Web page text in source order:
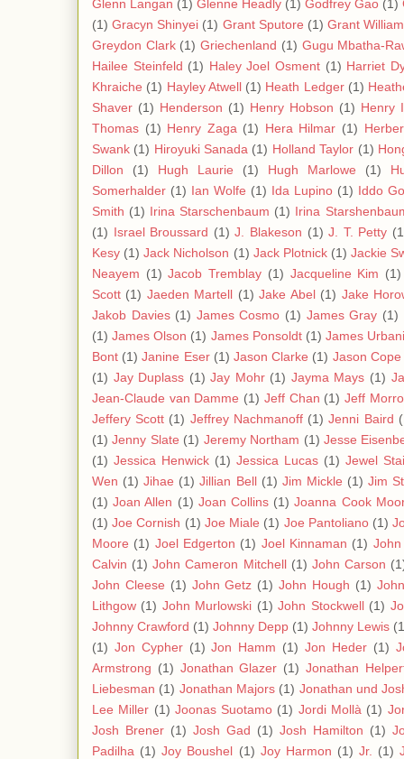
Glenn Langan (1) Glenne Headly (1) Godfrey Gao (1)
(1) Gracyn Shinyei (1) Grant Sputore (1) Grant
Greydon Clark (1) Griechenland (1) Gugu Mbatha-
Hailee Steinfeld (1) Haley Joel Osment (1) Harriet
Khraiche (1) Hayley Atwell (1) Heath Ledger (1)
Shaver (1) Henderson (1) Henry Hobson (1) Henry
Thomas (1) Henry Zaga (1) Hera Hilmar (1)
Swank (1) Hiroyuki Sanada (1) Holland Taylor (1)
Dillon
(1) Hugh Laurie (1) Hugh Marlowe (1)
Somerhalder (1) Ian Wolfe (1) Ida Lupino (1)
Iddo
Smith (1) Irina Starschenbaum (1)
Irina
(1)
Israel Broussard (1) J. Blakeson (1) J. T. Petty
Kesy (1) Jack Nicholson (1) Jack Plotnick (1) Jackie
Neayem (1) Jacob Tremblay (1) Jacqueline Kim (1)
Scott (1) Jaeden Martell (1) Jake Abel (1) Jake
Jakob Davies (1) James Cosmo (1) James Gray (1)
(1) James Olson (1) James Ponsoldt (1) James
Bont (1) Janine Eser (1) Jason Clarke (1) Jason Cope
(1) Jay Duplass (1) Jay Mohr (1) Jayma Mays (1)
Jean-Claude van Damme (1) Jeff Chan (1) Jeff
Jeffery Scott (1) Jeffrey Nachmanoff (1) Jenni Baird
(1) Jenny Slate (1) Jeremy Northam (1) Jesse
(1) Jessica Henwick (1) Jessica Lucas (1) Jewel
Wen (1) Jihae (1) Jillian Bell (1) Jim Mickle (1) Jim
(1) Joan Allen (1) Joan Collins (1) Joanna Cook
(1) Joe Cornish (1) Joe Miale (1) Joe Pantoliano (1)
Moore (1) Joel Edgerton (1) Joel Kinnaman (1)
Calvin (1) John Cameron Mitchell (1) John Carson
John Cleese (1) John Getz (1) John Hough (1)
Lithgow (1) John Murlowski (1) John Stockwell (1)
Johnny Crawford (1) Johnny Depp (1) Johnny Lewis
(1) Jon Cypher (1) Jon Hamm (1) Jon Heder (1)
Armstrong (1) Jonathan Glazer (1) Jonathan
Liebesman (1) Jonathan Majors (1) Jonathan und
Lee Miller (1) Joonas Suotamo (1) Jordi Mollà (1)
Josh Brener (1) Josh Gad (1) Josh Hamilton (1)
Padilha (1) Joy Boushel (1) Joy Harmon (1) Jr. (1)